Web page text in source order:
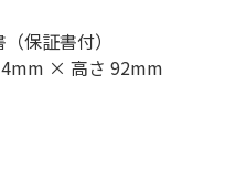
保証書付）
× 高さ 92mm